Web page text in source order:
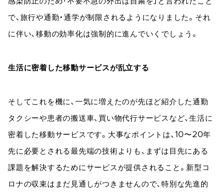
で、旅行や通勤・通学が制限されるようになりました。それ
に伴い、移動の効率化は強制的に進んでいくでしょう。
生活に密着した移動サービスが乱立する
そしてこれを機に、一気に増えたのが先ほど紹介した通勤
タクシーや患者の搬送車、買い物代行サービスなど、生活に
密着した移動サービスです。大事なポイントは、10〜20年
先に必要とされる最先端の技術よりも、まずは目先にある
課題を解決するためにサービスが提供されること。新型コ
ロナの収束はまだ見通しがつきませんので、特別な先進的